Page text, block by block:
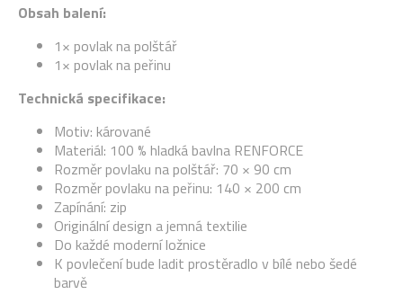
Obsah balení:
1× povlak na polštář
1× povlak na peřinu
Technická specifikace:
Motiv: kárované
Materiál: 100 % hladká bavlna RENFORCE
Rozměr povlaku na polštář: 70 × 90 cm
Rozměr povlaku na peřinu: 140 × 200 cm
Zapínání: zip
Originální design a jemná textilie
Do každé moderní ložnice
K povlečení bude ladit prostěradlo v bílé nebo šedé
barvě